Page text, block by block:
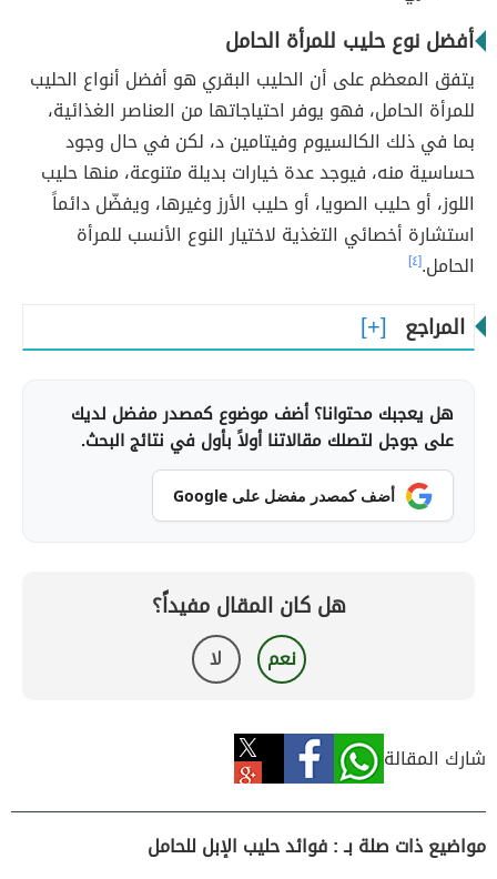
أفضل نوع حليب للمرأة الحامل
يتفق المعظم على أن الحليب البقري هو أفضل أنواع الحليب
للمرأة الحامل، فهو يوفر احتياجاتها من العناصر الغذائية،
بما في ذلك الكالسيوم وفيتامين د، لكن في حال وجود
حساسية منه، فيوجد عدة خيارات بديلة متنوعة، منها حليب
اللوز، أو حليب الصويا، أو حليب الأرز وغيرها، ويفضّل دائماً
استشارة أخصائي التغذية لاختيار النوع الأنسب للمرأة
الحامل.[٤]
المراجع
هل يعجبك محتوانا؟ أضف موضوع كمصدر مفضل لديك
على جوجل لتصلك مقالاتنا أولاً بأول في نتائج البحث.
أضف كمصدر مفضل على Google
هل كان المقال مفيداً؟
نعم لا
شارك المقالة
مواضيع ذات صلة بـ : فوائد حليب الإبل للحامل